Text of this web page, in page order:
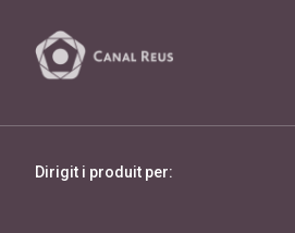
Dirigit i produit per: